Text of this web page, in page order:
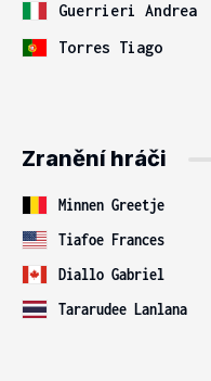
Guerrieri Andrea
Torres Tiago
Zranění hráči
Minnen Greetje
Tiafoe Frances
Diallo Gabriel
Tararudee Lanlana